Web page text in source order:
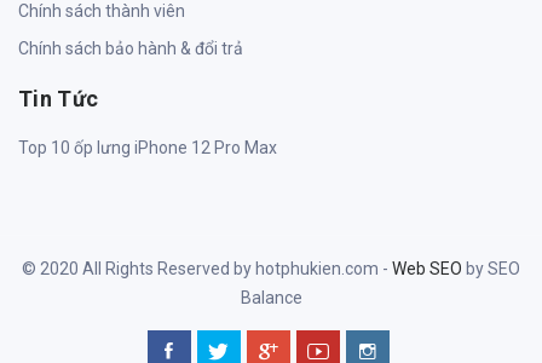
Chính sách thành viên
Chính sách bảo hành & đổi trả
Tin Tức
Top 10 ốp lưng iPhone 12 Pro Max
© 2020 All Rights Reserved by hotphukien.com - Web SEO by SEO
Balance